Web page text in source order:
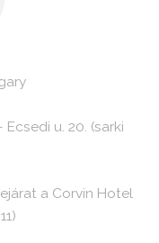
u. 20. (sarki
a Corvin Hotel